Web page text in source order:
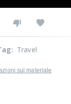
: Travel
sul materiale